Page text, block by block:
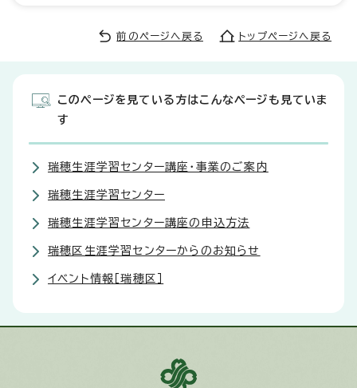
前のページへ戻る トップページへ戻る
このページを見ている方はこんなページも見ていま
す
瑞穂生涯学習センター講座・事業のご案内
瑞穂生涯学習センター
瑞穂生涯学習センター講座の申込方法
瑞穂区生涯学習センターからのお知らせ
イベント情報［瑞穂区］